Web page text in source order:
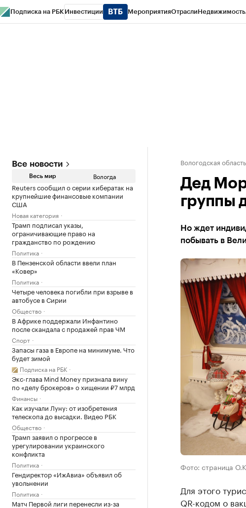
Подписка на РБК Инвестиции МероприятияОтраслиНедвижимость
Все новости
Весь мир Вологда
Reuters сообщил о серии кибератак на
крупнейшие финансовые компании
США
Новая категория
Трамп подписал указы,
ограничивающие право на
гражданство по рождению
Политика
В Пензенской области ввели план
«Ковер»
Политика
Четыре человека погибли при взрыве в
автобусе в Сирии
Общество
В Африке поддержали Инфантино
после скандала с продажей прав ЧМ
Спорт
Запасы газа в Европе на минимуме. Что
будет зимой
Подписка на РБК
Экс-глава Mind Money признала вину
по «делу брокеров» о хищении ₽7 млрд
Финансы
Как изучали Луну: от изобретения
телескопа до высадки. Видео РБК
Общество
Трамп заявил о прогрессе в
урегулировании украинского
конфликта
Политика
Гендиректор «ИжАвиа» объявил об
увольнении
Политика
Матч Первой лиги перенесли из-за
Вологодская область
Дед
группы
Но ждет
побывать в
Фото: страница
Для этого
QR-кодом о